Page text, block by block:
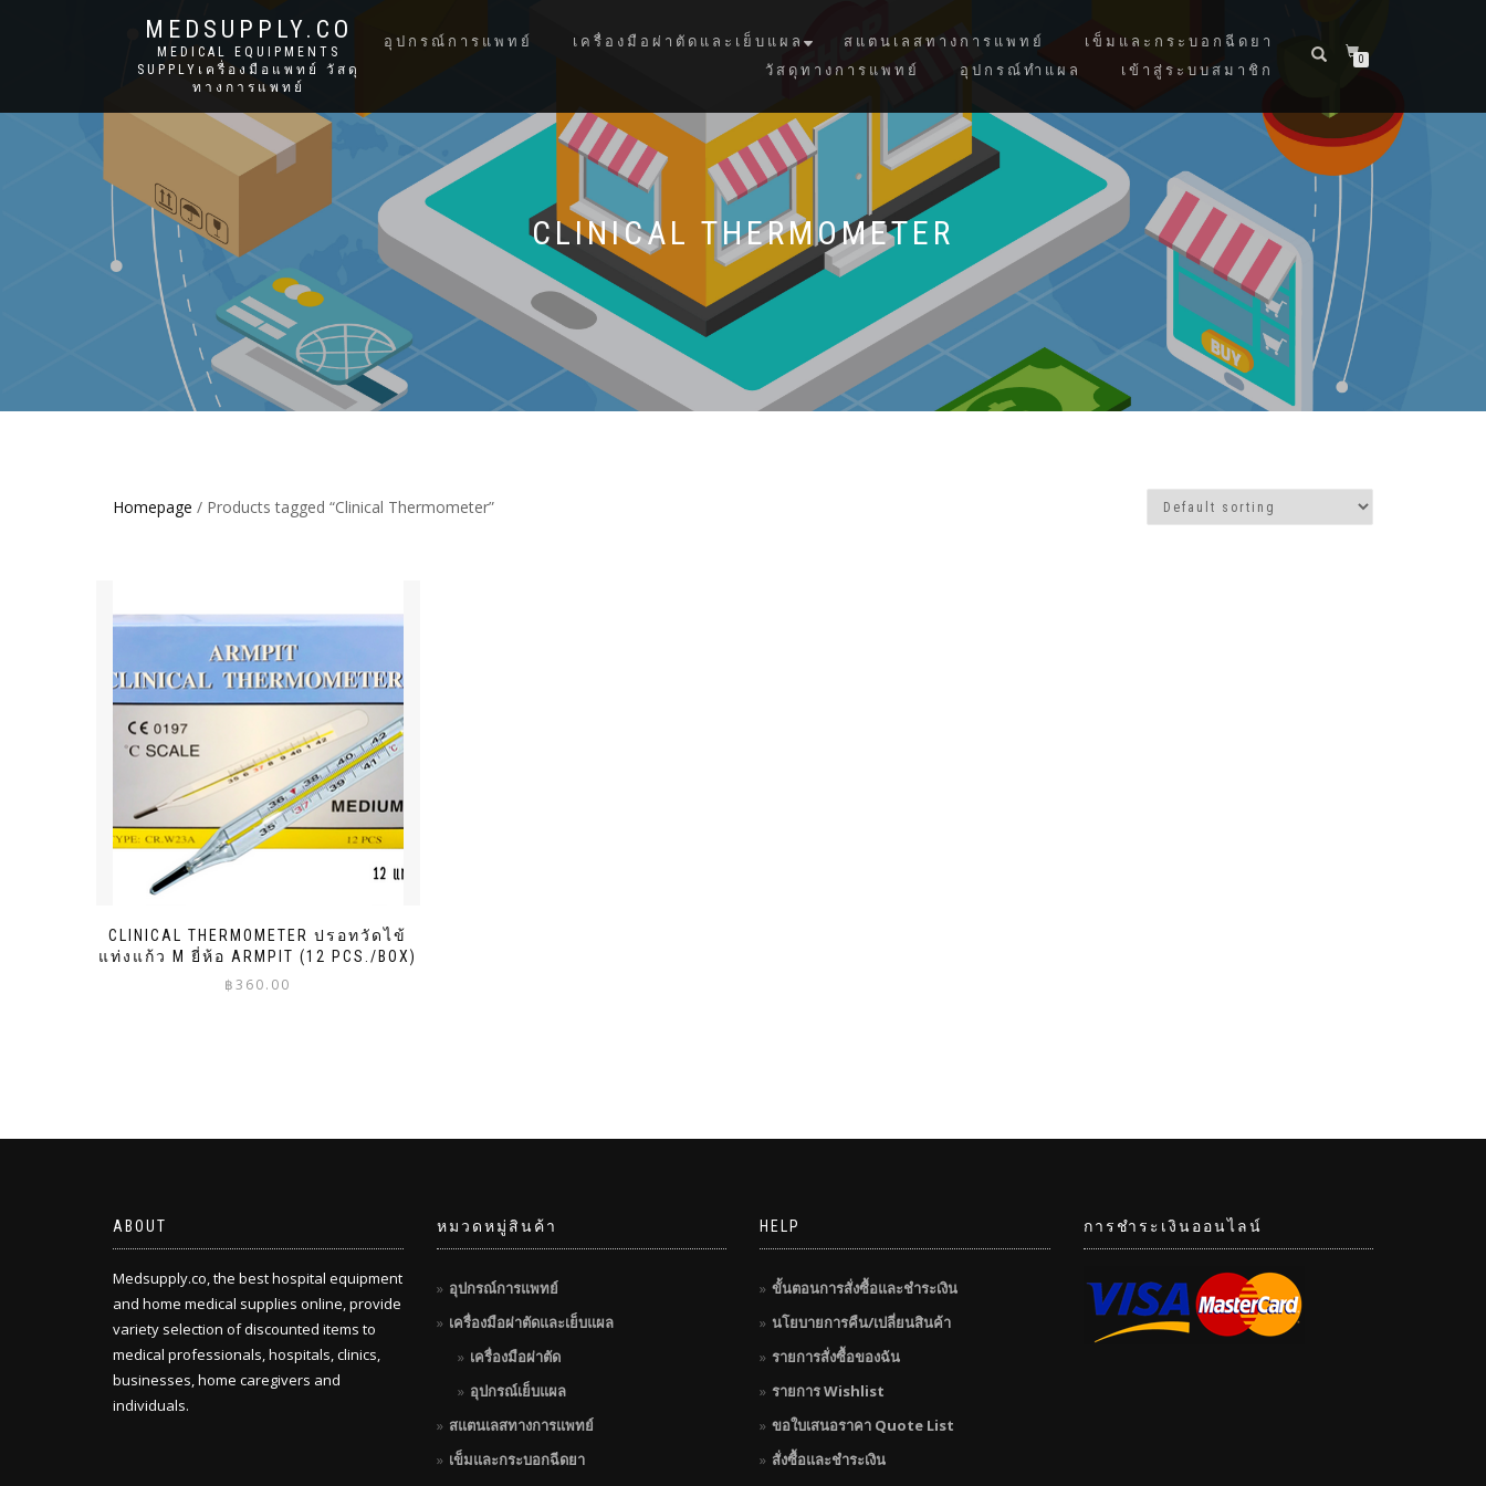
MEDSUPPLY.CO
MEDICAL EQUIPMENTS
SUPPLYเครื่องมือแพทย์ วัสดุ
ทางการแพทย์
อุปกรณ์การแพทย์ เครื่องมือผ่าตัดและเย็บแผล สแตนเลสทางการแพทย์
เข็มและกระบอกฉีดยา
วัสดุทางการแพทย์
อุปกรณ์ทำแผล เข้าสู่ระบบสมาชิก
0
CLINICAL THERMOMETER
Homepage / Products tagged “Clinical Thermometer”
CLINICAL THERMOMETER ปรอทวัดไข้
แท่งแก้ว M ยี่ห้อ ARMPIT (12 PCS./BOX)
฿360.00
ABOUT
Medsupply.co, the best hospital equipment
and home medical supplies online, provide
variety selection of discounted items to
medical professionals, hospitals, clinics,
businesses, home caregivers and
individuals.
หมวดหมู่สินค้า
อุปกรณ์การแพทย์
เครื่องมือผ่าตัดและเย็บแผล
เครื่องมือผ่าตัด
อุปกรณ์เย็บแผล
สแตนเลสทางการแพทย์
เข็มและกระบอกฉีดยา
HELP
ขั้นตอนการสั่งซื้อและชำระเงิน
นโยบายการคืน/เปลี่ยนสินค้า
รายการสั่งซื้อของฉัน
รายการ Wishlist
ขอใบเสนอราคา Quote List
สั่งซื้อและชำระเงิน
การชำระเงินออนไลน์